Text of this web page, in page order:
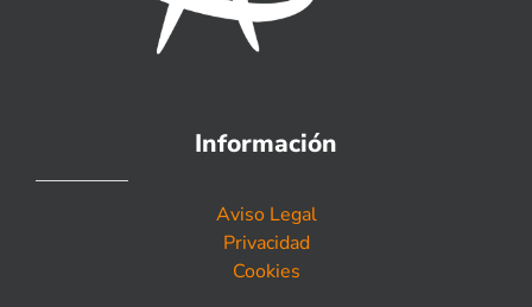
Información
Aviso Legal
Privacidad
Cookies